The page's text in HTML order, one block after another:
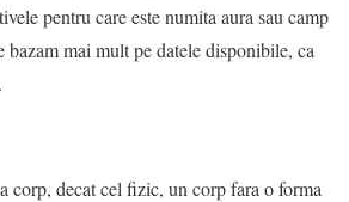
pentru care este numita aura sau camp
bazam mai mult pe datele disponibile, ca
corp, decat cel fizic, un corp fara o forma